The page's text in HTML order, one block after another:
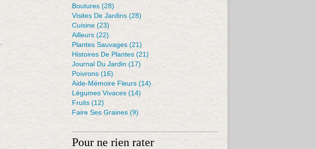
Boutures (28)
Visites De Jardins (28)
Cuisine (23)
Ailleurs (22)
Plantes Sauvages (21)
Histoires De Plantes (21)
Journal Du Jardin (17)
Poivrons (16)
Aide-Mémoire Fleurs (14)
Légumes Vivaces(14)
Fruits (12)
Faire Ses Graines (9)
Pour ne rien rater